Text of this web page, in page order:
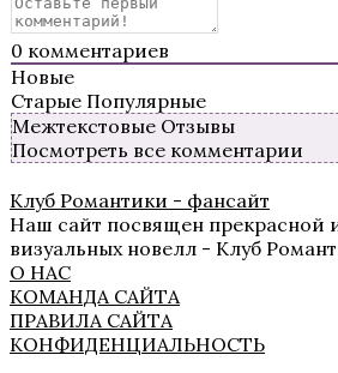
Секрет Небес 3 — Конец Вечности
Там, Где Любовь Горит Вечно
0 комментариев
Новые
Старые Популярные
Межтекстовые Отзывы
Посмотреть все комментарии
Клуб Романтики - фансайт
Наш сайт посвящен прекрасной
визуальных новелл - Клуб
О НАС
КОМАНДА САЙТА
ПРАВИЛА САЙТА
КОНФИДЕНЦИАЛЬНОСТЬ